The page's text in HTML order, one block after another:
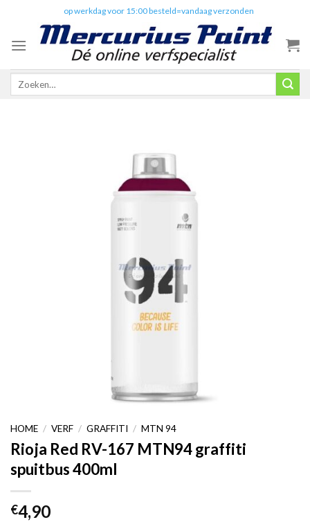
content
op werkdag voor 15:00 besteld=vandaag verzonden
Zoeken
HOME / VERF / GRAFFITI / MTN 94
Rioja Red RV-167 MTN94 graffiti
spuitbus 400ml
€4,90